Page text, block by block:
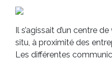
Il s’agissait d’un centre
situ, à proximité des
Les différentes